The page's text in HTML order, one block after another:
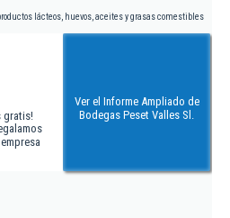
lácteos, huevos, aceites y grasas comestibles
gratis!
Ver el Informe Ampliado de
Bodegas Peset Valles Sl.